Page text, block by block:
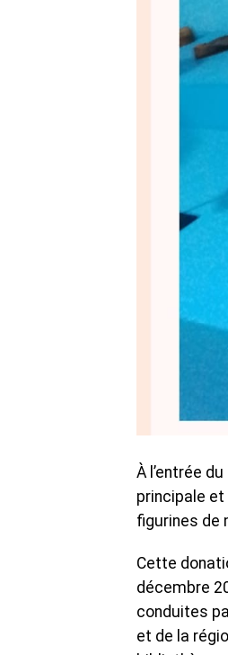
À l’entrée
principale et
figurines de
Cette
décembre
conduites
et de la